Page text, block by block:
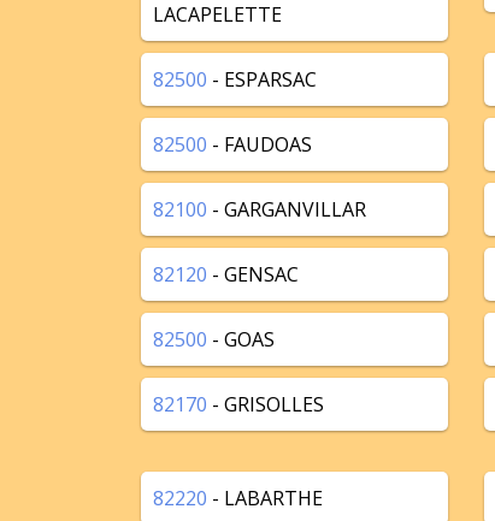
LACAPELETTE
82500 - ESPARSAC
82500 - FAUDOAS
82100 - GARGANVILLAR
82120 - GENSAC
82500 - GOAS
82170 - GRISOLLES
82220 - LABARTHE